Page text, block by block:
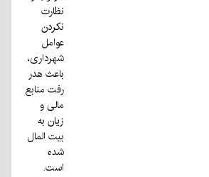
نظارت
نکردن
عوامل
شهرداری،
باعث هدر
رفت منابع
مالی و
زیان به
بیت المال
شده
است.